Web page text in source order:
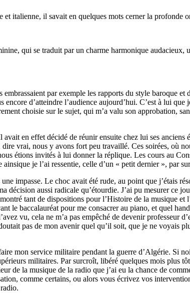
italienne, il savait en quelques mots cerner la profonde
qui se traduit par un charme harmonique audacieux,
par exemple les rapports du style baroque et
d’atteindre l’audience aujourd’hui. C’est à lui que
choisie sur le sujet, qui m’a valu son approbation,
en effet décidé de réunir ensuite chez lui ses anciens
vrai, nous y avons fort peu travaillé. Ces soirées, où
étions invités à lui donner la réplique. Les cours au
je l’ai ressentie, celle d’un « petit dernier », par
impasse. Le choc avait été rude, au point que j’étais
aussi radicale qu’étourdie. J’ai pu mesurer ce
tant de dispositions pour l’Histoire de la musique et
le baccalauréat pour me consacrer au piano, et quel
vu, cela ne m’a pas empêché de devenir professeur
pas de mon avenir quel qu’il soit, que je ne voyais
mon service militaire pendant la guerre d’Algérie. Si
militaires. Par surcroît, libéré quelques mois plus
de la musique de la radio que j’ai eu la chance de
comme certains, ou alors vous écrivez vos